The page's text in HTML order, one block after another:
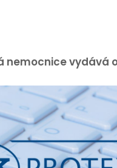
nemocnice vydává